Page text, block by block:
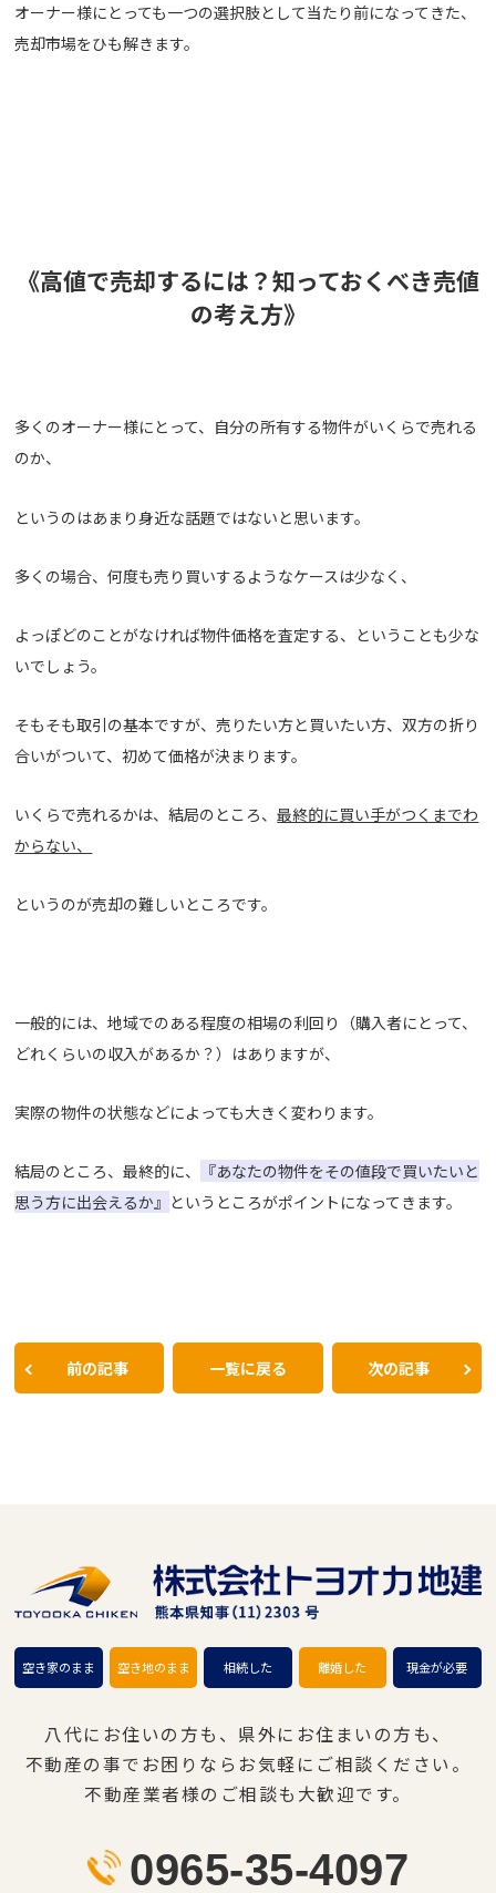
オーナー様にとっても一つの選択肢として当たり前になってきた、
売却市場をひも解きます。
《高値で売却するには？知っておくべき売値
の考え方》
多くのオーナー様にとって、自分の所有する物件がいくらで売れる
のか、
というのはあまり身近な話題ではないと思います。
多くの場合、何度も売り買いするようなケースは少なく、
よっぽどのことがなければ物件価格を査定する、ということも少な
いでしょう。
そもそも取引の基本ですが、売りたい方と買いたい方、双方の折り
合いがついて、初めて価格が決まります。
いくらで売れるかは、結局のところ、最終的に買い手がつくまでわ
からない、
というのが売却の難しいところです。
一般的には、地域でのある程度の相場の利回り（購入者にとって、
どれくらいの収入があるか？）はありますが、
実際の物件の状態などによっても大きく変わります。
結局のところ、最終的に、
『あなたの物件をその値段で買いたいと
思う方に出会えるか』 というところがポイントになってきます。
前の記事 一覧に戻る 次の記事
空き家のまま 空き地のまま 相続した 離婚した 現金が必要
八代にお住いの方も、県外にお住まいの方も、
不動産の事でお困りならお気軽にご相談ください。
不動産業者様のご相談も大歓迎です。
0965-35-4097